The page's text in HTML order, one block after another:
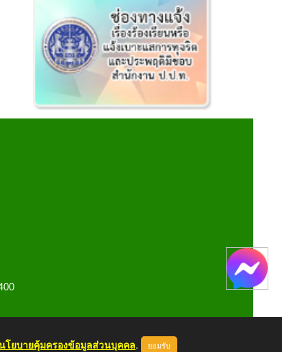
โยบายคุ้มครองข้อมูลส่วนบุคคล. ยอมรับ